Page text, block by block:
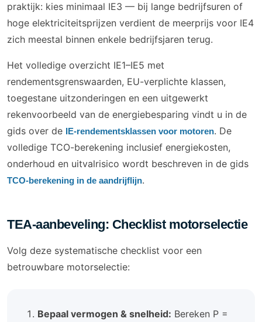
praktijk: kies minimaal IE3 — bij lange bedrijfsuren of
hoge elektriciteitsprijzen verdient de meerprijs voor IE4
zich meestal binnen enkele bedrijfsjaren terug.
Het volledige overzicht IE1–IE5 met
rendementsgrenswaarden, EU-verplichte klassen,
toegestane uitzonderingen en een uitgewerkt
rekenvoorbeeld van de energiebesparing vindt u in de
gids over de IE-rendementsklassen voor motoren. De
volledige TCO-berekening inclusief energiekosten,
onderhoud en uitvalrisico wordt beschreven in de gids
TCO-berekening in de aandrijflijn.
TEA-aanbeveling: Checklist motorselectie
Volg deze systematische checklist voor een
betrouwbare motorselectie:
Bepaal vermogen & snelheid: Bereken P =